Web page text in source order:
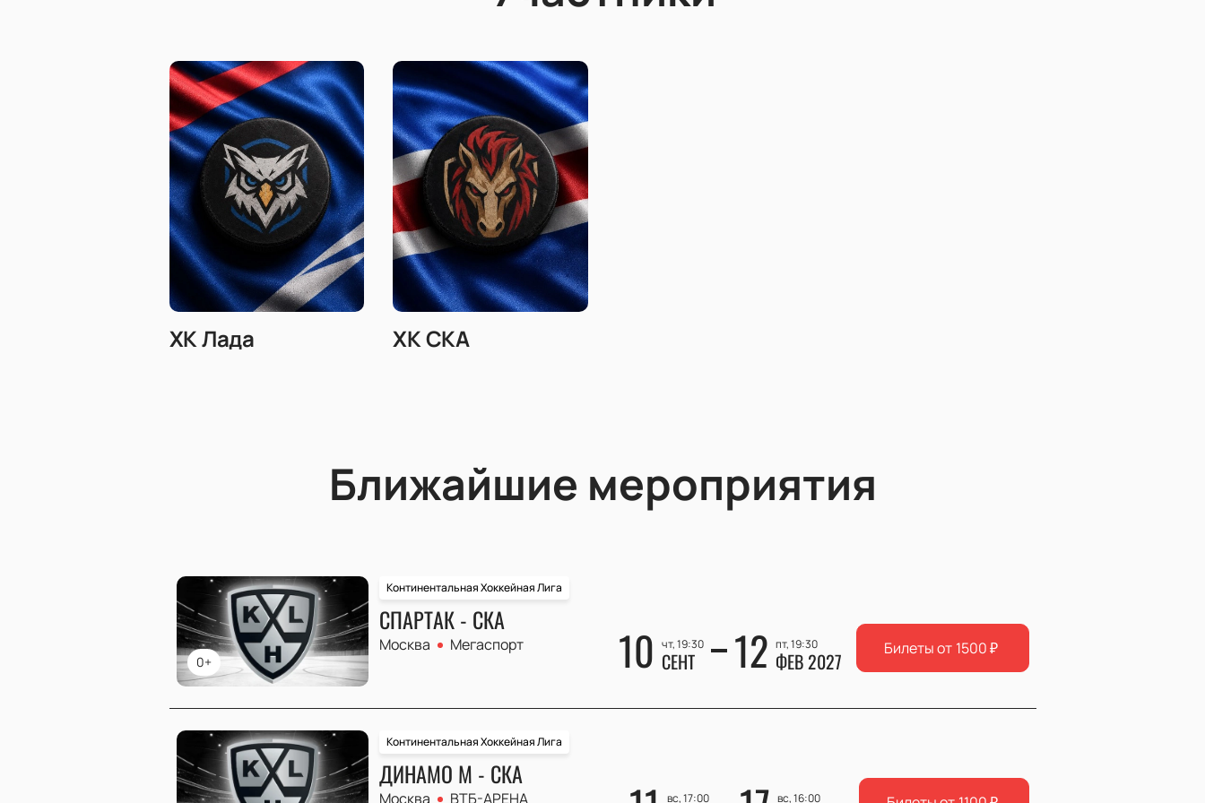
ХК Лада ХК СКА
Ближайшие мероприятия
0+
Континентальная Хоккейная Лига
СПАРТАК - СКА
Москва Мегаспорт 10 чт, 19:30
СЕНТ 12 пт, 19:30
ФЕВ 2027 Билеты от 1500₽
Континентальная Хоккейная Лига
ДИНАМО М - СКА
Москва ВТБ-АРЕНА вс, 17:00 вс, 16:00